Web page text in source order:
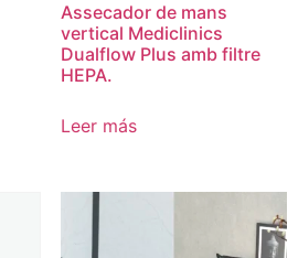
Assecador de mans
vertical Mediclinics
Dualflow Plus amb filtre
HEPA.
Leer más